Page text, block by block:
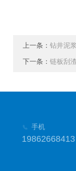
上一条： 钻井泥
下一条： 链板刮
手机
19862668413